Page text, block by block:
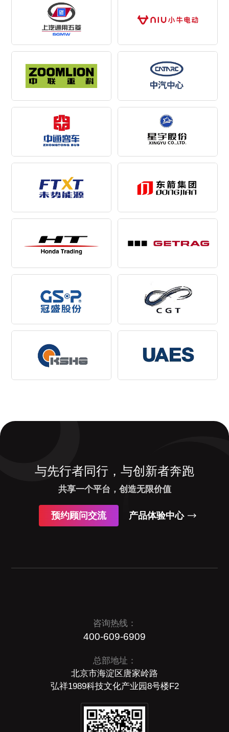
与先行者同行，与创新者奔跑
共享一个平台，创造无限价值
预约顾问交流 产品体验中心
咨询热线：
400-609-6909
总部地址：
北京市海淀区唐家岭路
弘祥1989科技文化产业园8号楼F2